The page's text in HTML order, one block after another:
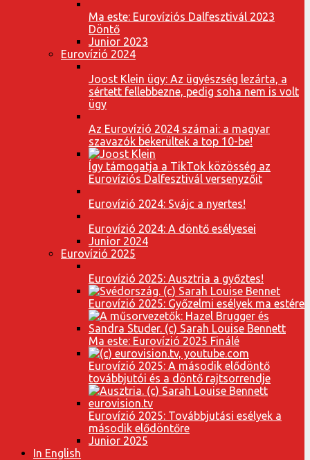
Ma este: Eurovíziós Dalfesztivál 2023
Döntő
Junior 2023
Eurovízió 2024
Joost Klein ügy: Az ügyészség lezárta, a
sértett fellebbezne, pedig soha nem is volt
ügy
Az Eurovízió 2024 számai: a magyar
szavazók bekerültek a top 10-be!
Így támogatja a TikTok közösség az
Eurovíziós Dalfesztivál versenyzőit
Eurovízió 2024: Svájc a nyertes!
Eurovízió 2024: A döntő esélyesei
Junior 2024
Eurovízió 2025
Eurovízió 2025: Ausztria a győztes!
Eurovízió 2025: Győzelmi esélyek ma estére
Ma este: Eurovízió 2025 Finálé
Eurovízió 2025: A második elődöntő
továbbjutói és a döntő rajtsorrendje
Eurovízió 2025: Továbbjutási esélyek a
második elődöntőre
Junior 2025
In English